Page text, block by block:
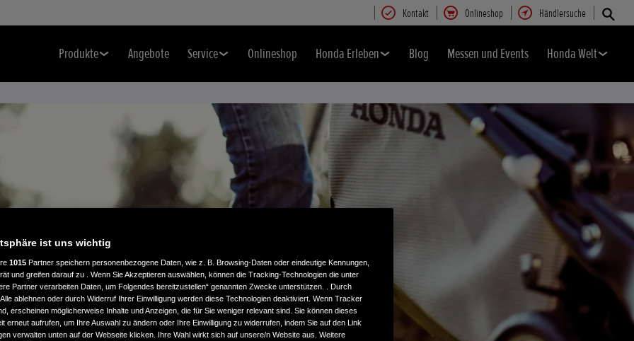
Kontakt Onlineshop Händlersuche
Produkte Angebote Service Onlineshop Honda Erleben Blog Messen und Events Honda Welt
ist uns wichtig
1015 Partner speichern personenbezogene Daten, wie z. B. Browsing-Daten oder eindeutige Kennungen,
und greifen darauf zu . Wenn Sie Akzeptieren auswählen, können die Tracking-Technologien die unter
Partner verarbeiten Daten, um Folgendes bereitzustellen“ genannten Zwecke unterstützen. . Durch
ablehnen oder durch Widerruf Ihrer Einwilligung werden diese Technologien deaktiviert. Wenn Tracker
erscheinen möglicherweise Inhalte und Anzeigen, die für Sie weniger relevant sind. Sie können dieses
erneut aufrufen, um Ihre Auswahl zu ändern oder Ihre Einwilligung zu widerrufen, indem Sie auf den Link
verwalten unten auf der Webseite klicken. Ihre Wahl wirkt sich auf unsere/n Website aus. Weitere